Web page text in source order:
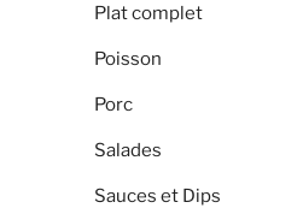
Plat complet
Poisson
Porc
Salades
Sauces et Dips